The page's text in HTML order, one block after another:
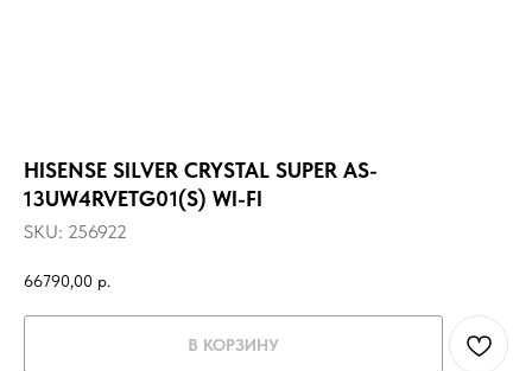
HISENSE SILVER CRYSTAL SUPER AS-
13UW4RVETG01(S) WI-FI
SKU: 256922
66790,00 р.
В КОРЗИНУ